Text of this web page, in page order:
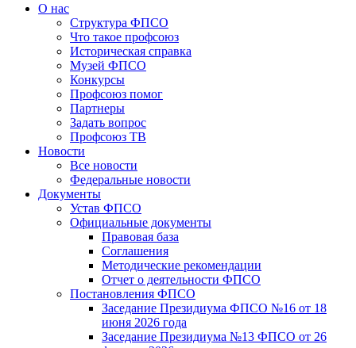
О нас
Структура ФПСО
Что такое профсоюз
Историческая справка
Музей ФПСО
Конкурсы
Профсоюз помог
Партнеры
Задать вопрос
Профсоюз ТВ
Новости
Все новости
Федеральные новости
Документы
Устав ФПСО
Официальные документы
Правовая база
Соглашения
Методические рекомендации
Отчет о деятельности ФПСО
Постановления ФПСО
Заседание Президиума ФПСО №16 от 18
июня 2026 года
Заседание Президиума №13 ФПСО от 26